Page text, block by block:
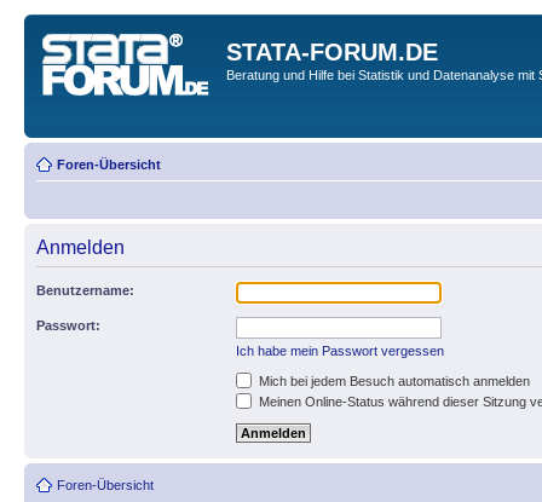
STATA-FORUM.DE
Beratung und Hilfe bei Statistik und Datenanalyse mit
Foren-Übersicht
Anmelden
Benutzername:
Passwort:
Ich habe mein Passwort vergessen
Mich bei jedem Besuch automatisch anmelden
Meinen Online-Status während dieser Sitzung
Foren-Übersicht